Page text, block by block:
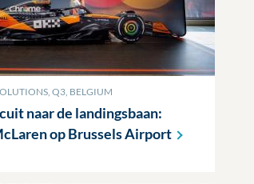
Q3, BELGIUM
naar de landingsbaan:
op BrusselsAirport